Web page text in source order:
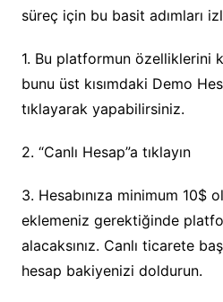
süreç için bu basit adımları
1. Bu platformun özelliklerini
bunu üst kısımdaki Demo
tıklayarak yapabilirsiniz.
2. “Canlı Hesap”a tıklayın
3. Hesabınıza minimum 10$
eklemeniz gerektiğinde
alacaksınız. Canlı ticarete
hesap bakiyenizi doldurun.